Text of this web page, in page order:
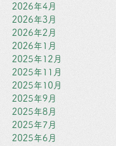
2026年4月
2026年3月
2026年2月
2026年1月
2025年12月
2025年11月
2025年10月
2025年9月
2025年8月
2025年7月
2025年6月